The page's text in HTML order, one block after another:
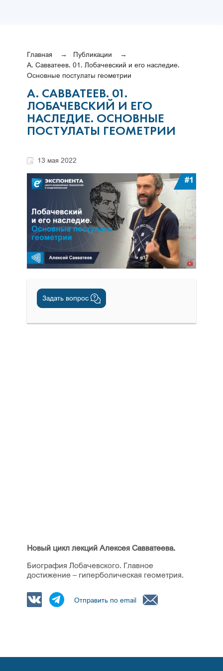
Главная
Публикации
А. Савватеев. 01. Лобачевский и его наследие.
Основные постулаты геометрии
А. САВВАТЕЕВ. 01.
ЛОБАЧЕВСКИЙ И ЕГО
НАСЛЕДИЕ. ОСНОВНЫЕ
ПОСТУЛАТЫ ГЕОМЕТРИИ
13 мая 2022
Новый цикл лекций Алексея Савватеева.
Биография Лобачевского. Главное
достижение – гиперболическая геометрия.
Задать вопрос
Отправить по email